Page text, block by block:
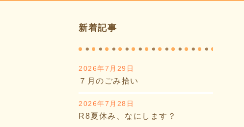
新着記事
2026年7月29日
７月のごみ拾い
2026年7月28日
R8夏休み、なにします？